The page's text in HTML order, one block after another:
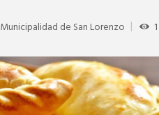
Municipalidad de San Lorenzo 1